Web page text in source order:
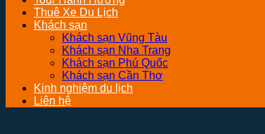
Thuê Xe Du Lịch
Khách sạn
Khách sạn Vũng Tàu
Khách sạn Nha Trang
Khách sạn Phú Quốc
Khách sạn Cần Thơ
Kinh nghiệm du lịch
Liên hệ